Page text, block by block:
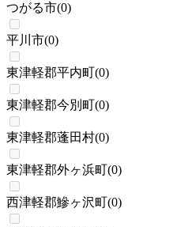
つがる市(0)
平川市(0)
東津軽郡平内町(0)
東津軽郡今別町(0)
東津軽郡蓬田村(0)
東津軽郡外ヶ浜町(0)
西津軽郡鰺ヶ沢町(0)